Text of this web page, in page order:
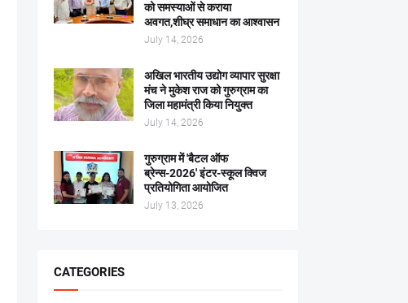
को समस्याओं से कराया
अवगत,शीघ्र समाधान का आश्वासन
July 14, 2026
अखिल भारतीय उद्योग व्यापार सुरक्षा
मंच ने मुकेश राज को गुरुग्राम का
जिला महामंत्री किया नियुक्त
July 14, 2026
गुरुग्राम में 'बैटल ऑफ
ब्रेन्स-2026' इंटर-स्कूल क्विज
प्रतियोगिता आयोजित
July 13, 2026
CATEGORIES